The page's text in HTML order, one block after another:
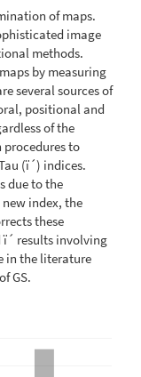
of maps.
image
methods.
by measuring
several sources of
positional and
of the
procedures to
(ï´) indices.
due to the
index, the
these
ï´ results involving
in the literature
GS.